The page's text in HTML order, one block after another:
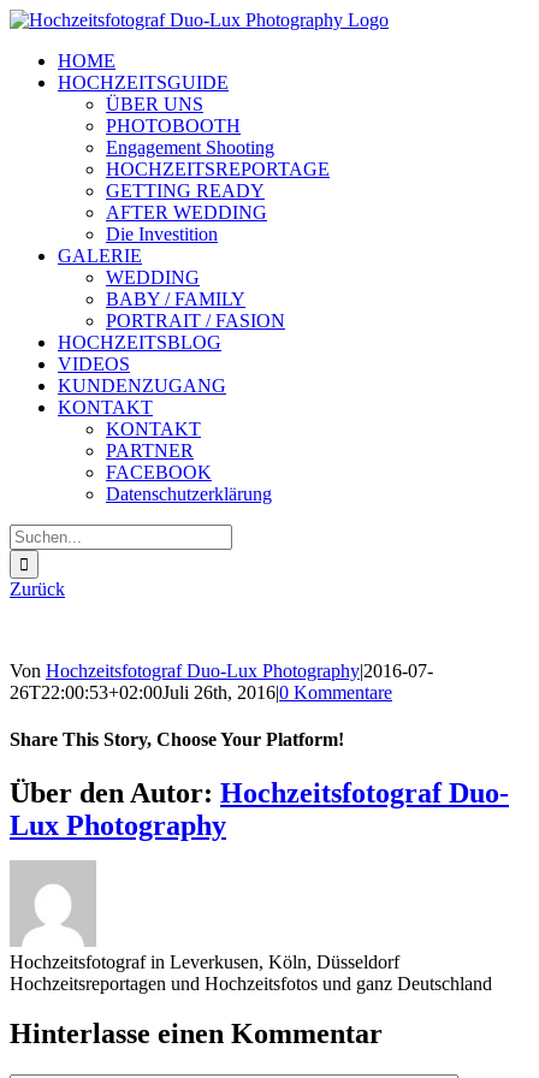
Zum
springenHOME
HOCHZEITSGUIDE
ÜBER UNS
PHOTOBOOTH
Engagement Shooting
HOCHZEITSREPORTAGE
GETTING READY
AFTER WEDDING
Die Investition
GALERIE
WEDDING
BABY / FAMILY
PORTRAIT / FASION
HOCHZEITSBLOG
VIDEOS
KUNDENZUGANG
KONTAKT
KONTAKT
PARTNER
FACEBOOK
Datenschutzerklärung
Suche
nach:
Zurück
Von Hochzeitsfotograf Duo-Lux Photography|2016-07-
26T22:00:53+02:00Juli 26th, 2016|0 Kommentare
Share This Story, Choose Your Platform!
Sharing_facebook
Sharing_twitter
Sharing_reddit
Über den Autor: Hochzeitsfotograf Duo-
Lux Photography
Hochzeitsfotograf in Leverkusen, Köln, Düsseldorf
Hochzeitsreportagen und Hochzeitsfotos und ganz Deutschland
Hinterlasse einen Kommentar